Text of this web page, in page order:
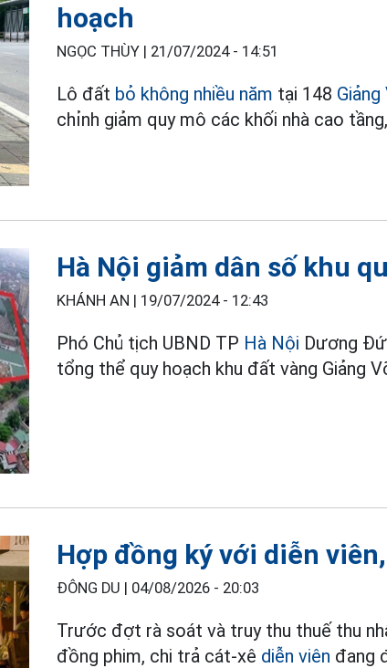
hoạch
NGỌC THÙY | 21/07/2024 - 14:51
Lô đất bỏ không nhiều năm tại 148 Giảng
chỉnh giảm quy mô các khối nhà cao
Hà Nội giảm dân số khu
KHÁNH AN | 19/07/2024 - 12:43
Phó Chủ tịch UBND TP Hà Nội Dương
tổng thể quy hoạch khu đất vàng Giảng
Hợp đồng ký với diễn
ĐÔNG DU | 04/08/2026 - 20:03
Trước đợt rà soát và truy thu thuế thu
đồng phim, chi trả cát-xê diễn viên đang